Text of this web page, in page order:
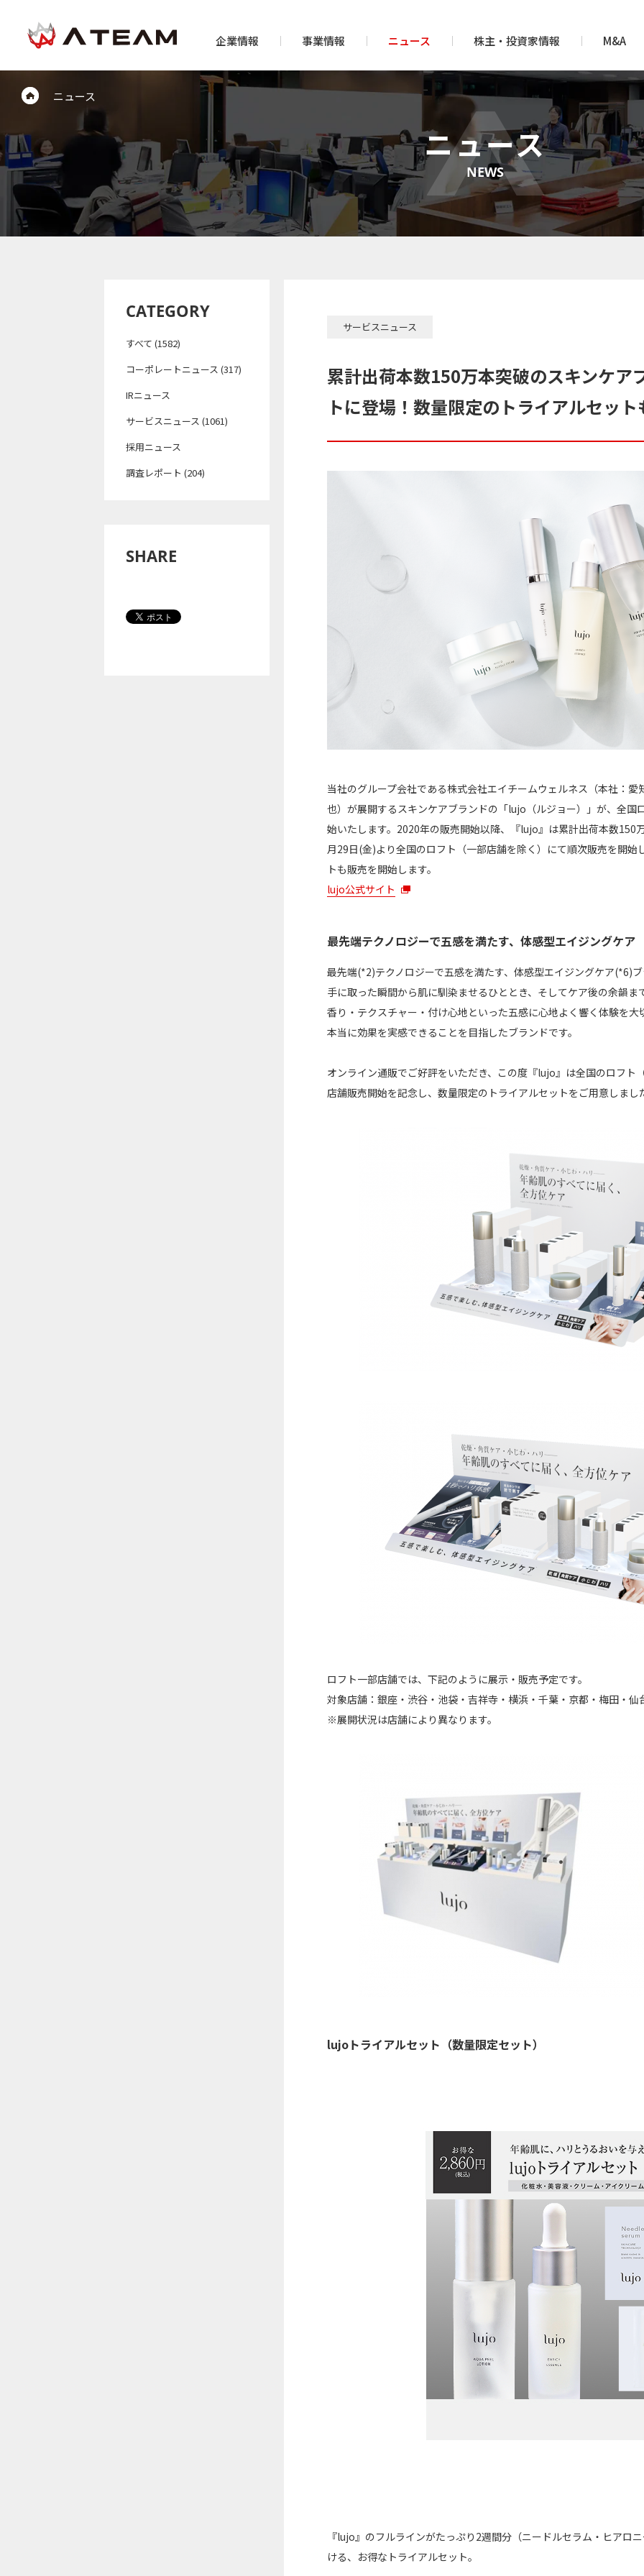
企業情報 事業情報 ニュース 株主・投資家情報 M&A
ニュース
ニュース
NEWS
CATEGORY
すべて (1582)
コーポレートニュース (317)
IRニュース
サービスニュース (1061)
採用ニュース
調査レポート (204)
SHARE
サービスニュース
累計出荷本数150万本突破のスキンケ
トに登場！数量限定のトライアルセット
当社のグループ会社である株式会社エイチームウェルネス（本社：
也）が展開するスキンケアブランドの「lujo（ルジョー）」が、全国
始いたします。2020年の販売開始以降、『lujo』は累計出荷本数150
月29日(金)より全国のロフト（一部店舗を除く）にて順次販売を開始
トも販売を開始します。
lujo公式サイト
最先端テクノロジーで五感を満たす、体感型エイジングケア
最先端(*2)テクノロジーで五感を満たす、体感型エイジングケア(*6)
手に取った瞬間から肌に馴染ませるひととき、そしてケア後の余韻ま
香り・テクスチャー・付け心地といった五感に心地よく響く体験を
本当に効果を実感できることを目指したブランドです。
オンライン通販でご好評をいただき、この度『lujo』は全国のロフト
店舗販売開始を記念し、数量限定のトライアルセットをご用意しま
ロフト一部店舗では、下記のように展示・販売予定です。
対象店舗：銀座・渋谷・池袋・吉祥寺・横浜・千葉・京都・梅田・仙
※展開状況は店舗により異なります。
lujoトライアルセット（数量限定セット）
『lujo』のフルラインがたっぷり2週間分（ニードルセラム・ヒアロ
ける、お得なトライアルセット。